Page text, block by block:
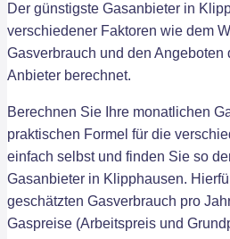
Der günstigste Gasanbieter in
verschiedener Faktoren wie dem
Gasverbrauch und den Angeboten
Anbieter berechnet.
Berechnen Sie Ihre monatlichen
praktischen Formel für die
einfach selbst und finden Sie so
Gasanbieter in Klipphausen.
geschätzten Gasverbrauch pro
Gaspreise (Arbeitspreis und